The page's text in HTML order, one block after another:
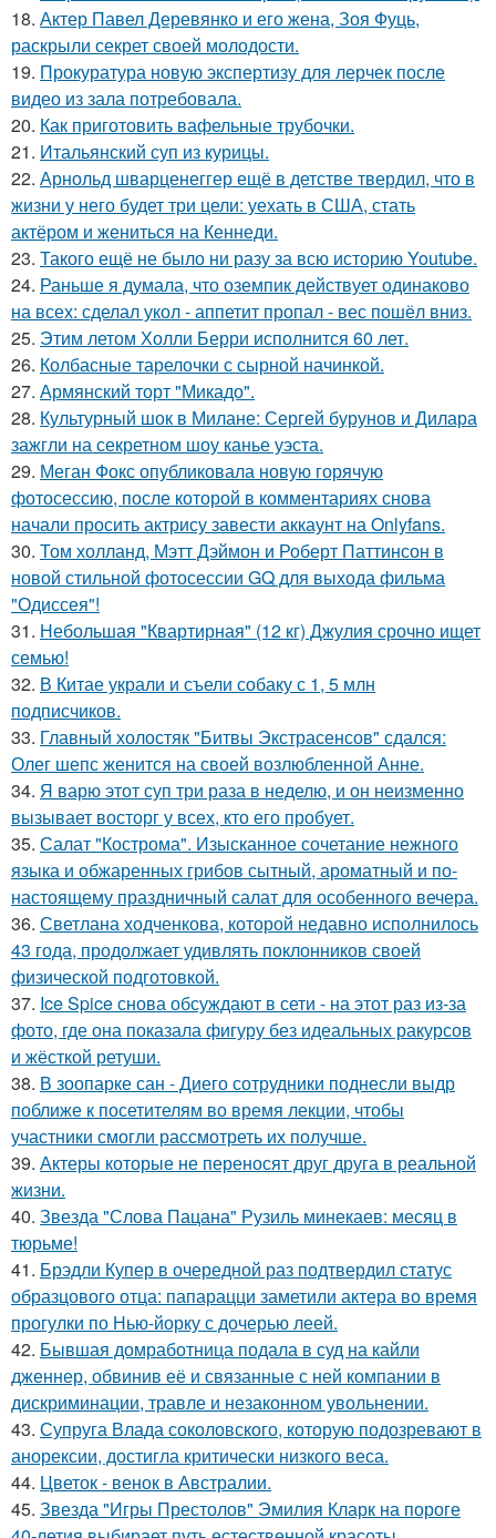
18. Актер Павел Деревянко и его жена, Зоя Фуць,
раскрыли секрет своей молодости.
19. Прокуратура новую экспертизу для лерчек после
видео из зала потребовала.
20. Как приготовить вафельные трубочки.
21. Итальянский суп из курицы.
22. Арнольд шварценеггер ещё в детстве твердил, что в
жизни у него будет три цели: уехать в США, стать
актёром и жениться на Кеннеди.
23. Такого ещё не было ни разу за всю историю Youtube.
24. Раньше я думала, что оземпик действует одинаково
на всех: сделал укол - аппетит пропал - вес пошёл вниз.
25. Этим летом Холли Берри исполнится 60 лет.
26. Колбасные тарелочки с сырной начинкой.
27. Армянский торт "Микадо".
28. Культурный шок в Милане: Сергей бурунов и Дилара
зажгли на секретном шоу канье уэста.
29. Меган Фокс опубликовала новую горячую
фотосессию, после которой в комментариях снова
начали просить актрису завести аккаунт на Onlyfans.
30. Том холланд, Мэтт Дэймон и Роберт Паттинсон в
новой стильной фотосессии GQ для выхода фильма
"Одиссея"!
31. Небольшая "Квартирная" (12 кг) Джулия срочно ищет
семью!
32. В Китае украли и съели собаку с 1, 5 млн
подписчиков.
33. Главный холостяк "Битвы Экстрасенсов" сдался:
Олег шепс женится на своей возлюбленной Анне.
34. Я варю этот суп три раза в неделю, и он неизменно
вызывает восторг у всех, кто его пробует.
35. Салат "Кострома". Изысканное сочетание нежного
языка и обжаренных грибов сытный, ароматный и по-
настоящему праздничный салат для особенного вечера.
36. Светлана ходченкова, которой недавно исполнилось
43 года, продолжает удивлять поклонников своей
физической подготовкой.
37. Ice Spice снова обсуждают в сети - на этот раз из-за
фото, где она показала фигуру без идеальных ракурсов
и жёсткой ретуши.
38. В зоопарке сан - Диего сотрудники поднесли выдр
поближе к посетителям во время лекции, чтобы
участники смогли рассмотреть их получше.
39. Актеры которые не переносят друг друга в реальной
жизни.
40. Звезда "Слова Пацана" Рузиль минекаев: месяц в
тюрьме!
41. Брэдли Купер в очередной раз подтвердил статус
образцового отца: папарацци заметили актера во время
прогулки по Нью-йорку с дочерью леей.
42. Бывшая домработница подала в суд на кайли
дженнер, обвинив её и связанные с ней компании в
дискриминации, травле и незаконном увольнении.
43. Супруга Влада соколовского, которую подозревают в
анорексии, достигла критически низкого веса.
44. Цветок - венок в Австралии.
45. Звезда "Игры Престолов" Эмилия Кларк на пороге